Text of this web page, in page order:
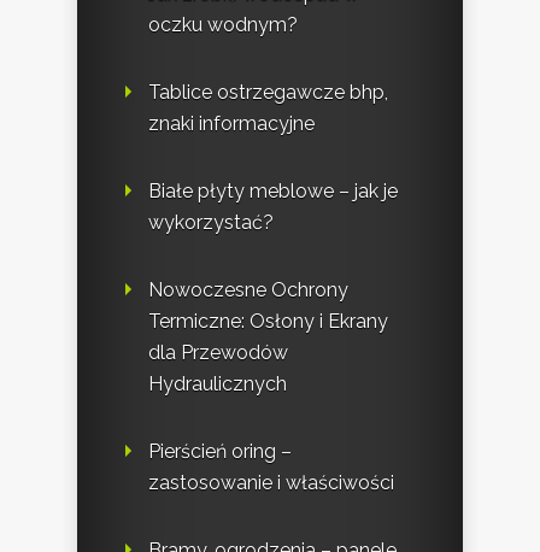
oczku wodnym?
Tablice ostrzegawcze bhp,
znaki informacyjne
Białe płyty meblowe – jak je
wykorzystać?
Nowoczesne Ochrony
Termiczne: Osłony i Ekrany
dla Przewodów
Hydraulicznych
Pierścień oring –
zastosowanie i właściwości